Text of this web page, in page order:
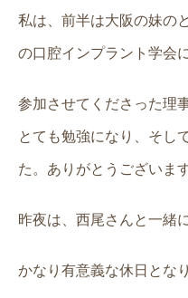
私は、前半は大阪の妹の
の口腔インプラント学会
参加させてくださった理
とても勉強になり、そし
た。ありがとうございま
昨夜は、西尾さんと一緒
かなり有意義な休日とな